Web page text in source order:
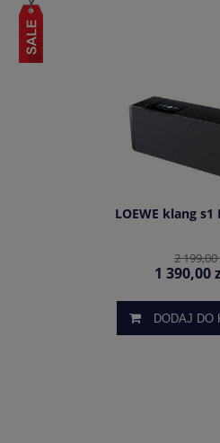
LOEWE klang s1
2 199,00
1 390,00
DODAJ DO